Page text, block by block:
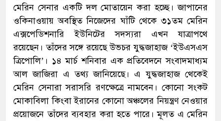
মেরিন সেনার একটি দল মোতায়েন করা হচ্ছে। জাপানের
ওকিনাওয়ায় অবস্থিত নিজেদের ঘাঁটি থেকে ৩১তম মেরিন
এক্সপেডিশনারি ইউনিটের সদস্যরা এখন যাত্রাপথে
রয়েছেন। তাঁদের সঙ্গে রয়েছে উভচর যুদ্ধজাহাজ ‘ইউএসএস
ত্রিপোলি’। ১৪ মার্চ শনিবার এক প্রতিবেদনে সংবাদমাধ্যম
আল জাজিরা এ তথ্য জানিয়েছে। এ যুদ্ধজাহাজ থেকেই
মেরিন সেনারা সরাসরি রণক্ষেত্রে নামবেন। কোনো সংকট
মোকাবিলা কিংবা ইরানের কোনো অঞ্চলের নিয়ন্ত্রণ নেওয়ার
প্রয়োজনে তাঁদের ব্যবহার করা হতে পারে। মূলত এ মেরিন